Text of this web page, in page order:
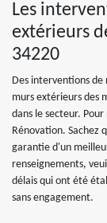
Les
extérieurs
34220
Des interventions
murs extérieurs des
dans le secteur.
Rénovation. Sachez
garantie d'un
renseignements,
délais qui ont été
sans engagement.